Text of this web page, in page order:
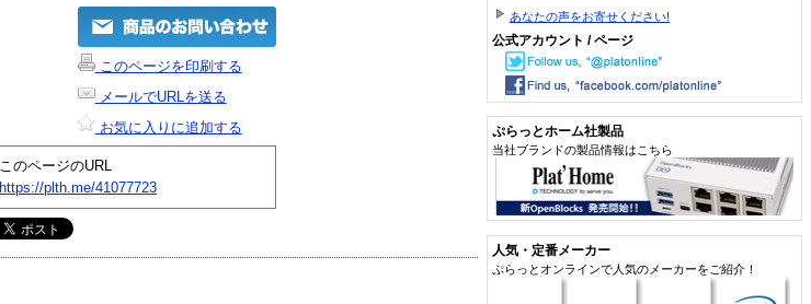
このページを印刷する
メールでURLを送る
お気に入りに追加する
このページのURL
https://plth.me/41077723
あなたの声をお寄せください!
公式アカウント / ページ
ぷらっとホーム社製品
当社ブランドの製品情報はこちら
人気・定番メーカー
ぷらっとオンラインで人気のメーカーをご紹介！